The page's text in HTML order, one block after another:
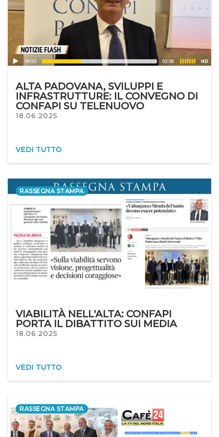
ALTA PADOVANA, SVILUPPI E
INFRASTRUTTURE: IL CONVEGNO DI
CONFAPI SU TELENUOVO
18.06.2025
VEDI TUTTO
RASSEGNA STAMPA
VIABILITÀ NELL'ALTA: CONFAPI
PORTA IL DIBATTITO SUI MEDIA
18.06.2025
VEDI TUTTO
RASSEGNA STAMPA